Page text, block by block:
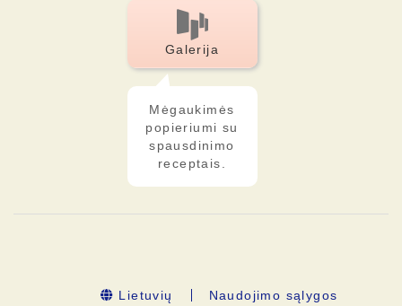
Galerija
Mėgaukimės
popieriumi su
spausdinimo
receptais.
Lietuvių Naudojimo sąlygos